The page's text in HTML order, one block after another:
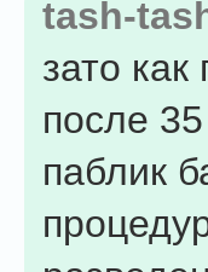
tash-
зато
после
паблик